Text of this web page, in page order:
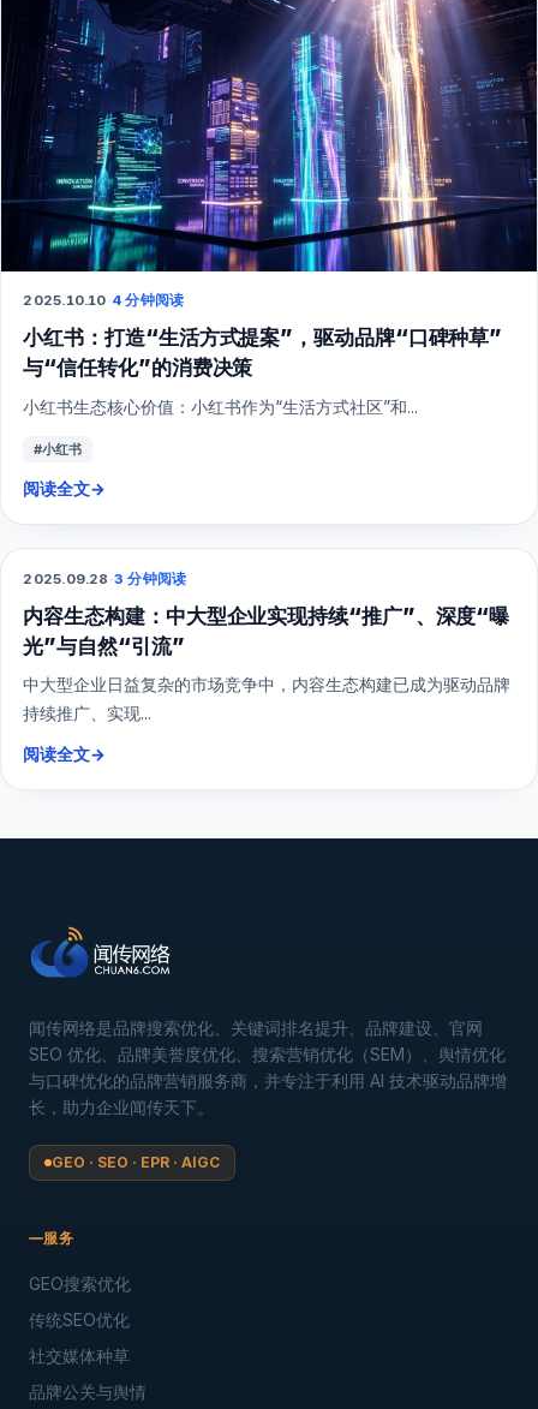
2025.10.10·4 分钟阅读
小红书：打造“生活方式提案”，驱动品牌“口碑种草”
与“信任转化”的消费决策
小红书生态核心价值：小红书作为“生活方式社区”和...
#小红书
阅读全文→
综合营销
2025.09.28
内容生态构建：中大型企业实现持续“推广”、深度“曝
中大型企业日益复杂的市场竞争中，内容生态构建已成为驱动品牌
持续推广、实现...
阅读全文→
闻传网络是品牌搜索优化、关键词排名提升、品牌建设、官网